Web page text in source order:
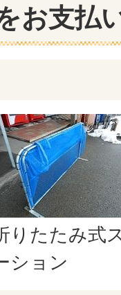
お支払
りたたみ式
ション